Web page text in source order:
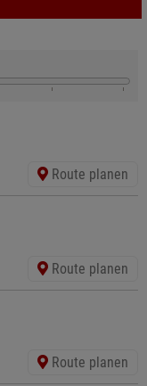
Route planen
Route planen
Route planen